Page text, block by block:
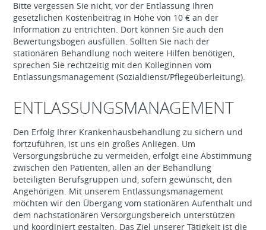
Bitte vergessen Sie nicht, vor der Entlassung Ihren
gesetzlichen Kostenbeitrag in Höhe von 10 € an der
Information zu entrichten. Dort können Sie auch den
Bewertungsbogen ausfüllen. Sollten Sie nach der
stationären Behandlung noch weitere Hilfen benötigen,
sprechen Sie rechtzeitig mit den Kolleginnen vom
Entlassungsmanagement (Sozialdienst/Pflegeüberleitung).
ENTLASSUNGSMANAGEMENT
Den Erfolg Ihrer Krankenhausbehandlung zu sichern und
fortzuführen, ist uns ein großes Anliegen. Um
Versorgungsbrüche zu vermeiden, erfolgt eine Abstimmung
zwischen den Patienten, allen an der Behandlung
beteiligten Berufsgruppen und, sofern gewünscht, den
Angehörigen. Mit unserem Entlassungsmanagement
möchten wir den Übergang vom stationären Aufenthalt und
dem nachstationären Versorgungsbereich unterstützen
und koordiniert gestalten. Das Ziel unserer Tätigkeit ist die